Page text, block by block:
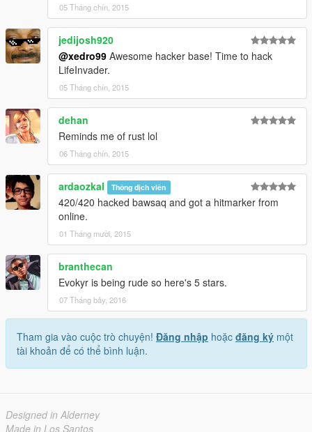
05 Tháng chín, 2015
jedijosh920
@xedro99 Awesome hacker base! Time to hack
LifeInvader.
05 Tháng chín, 2015
dehan
Reminds me of rust lol
06 Tháng chín, 2015
ardaozkal Thông dịch viên
420/420 hacked bawsaq and got a hitmarker from
online.
01 Tháng mười, 2015
branthecan
Evokyr is being rude so here's 5 stars.
07 Tháng bảy, 2016
Tham gia vào cuộc trò chuyện! Đăng nhập hoặc đăng ký một
tài khoản để có thể bình luận.
Designed in Alderney
Made in Los Santos